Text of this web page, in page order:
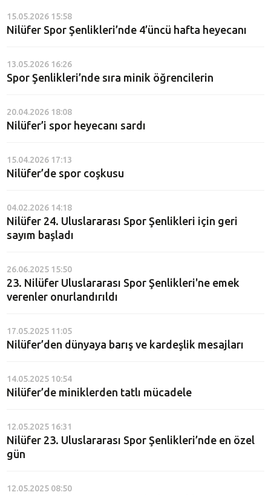
15.05.2026 15:58
Nilüfer Spor Şenlikleri’nde 4’üncü hafta heyecanı
13.05.2026 16:26
Spor Şenlikleri’nde sıra minik öğrencilerin
20.04.2026 18:08
Nilüfer’i spor heyecanı sardı
15.04.2026 17:13
Nilüfer’de spor coşkusu
04.02.2026 14:18
Nilüfer 24. Uluslararası Spor Şenlikleri için geri
sayım başladı
26.06.2025 15:50
23. Nilüfer Uluslararası Spor Şenlikleri'ne emek
verenler onurlandırıldı
17.05.2025 11:05
Nilüfer’den dünyaya barış ve kardeşlik mesajları
14.05.2025 10:54
Nilüfer’de miniklerden tatlı mücadele
12.05.2025 16:31
Nilüfer 23. Uluslararası Spor Şenlikleri’nde en özel
gün
12.05.2025 08:50